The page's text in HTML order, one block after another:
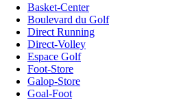
Basket-Center
Boulevard du Golf
Direct Running
Direct-Volley
Espace Golf
Foot-Store
Galop-Store
Goal-Foot